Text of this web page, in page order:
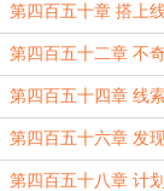
第四百五十章 搭上
第四百五十二章 不
第四百五十四章 线
第四百五十六章 发
第四百五十八章 计